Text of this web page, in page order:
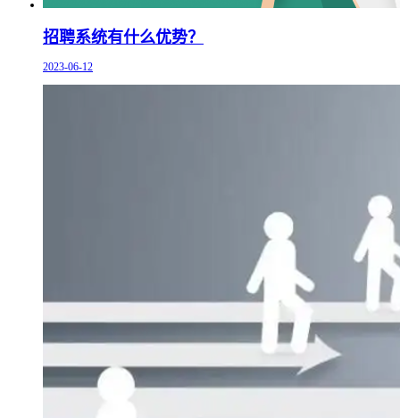
招聘系统有什么优势？
2023-06-12